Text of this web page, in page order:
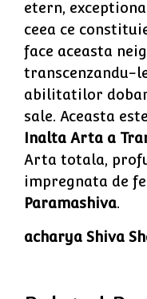
etern,
ceea ce
face aceasta
transcenzandu-
abilitatilor
sale. Aceasta
Inalta Arta a
Arta totala,
impregnata de
Paramashiva.
acharya Shiva